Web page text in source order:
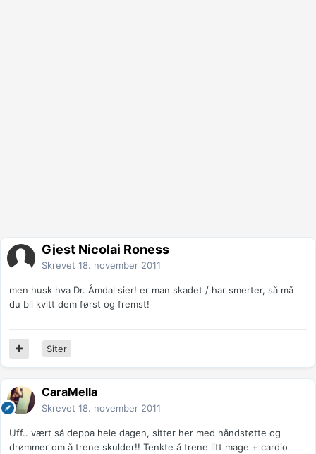
Gjest Nicolai Roness
Skrevet 18. november 2011
men husk hva Dr. Åmdal sier! er man skadet / har smerter, så må
du bli kvitt dem først og fremst!
Siter
CaraMella
Skrevet 18. november 2011
Uff.. vært så deppa hele dagen, sitter her med håndstøtte og
drømmer om å trene skulder!! Tenkte å trene litt mage + cardio